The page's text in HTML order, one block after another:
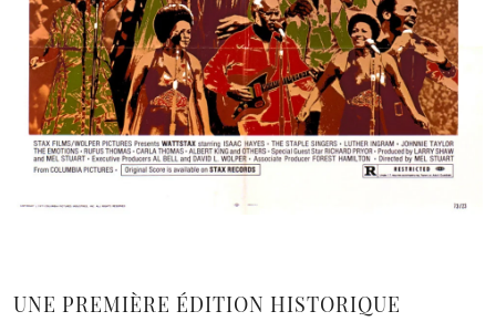
UNE PREMIÈRE ÉDITION HISTORIQUE